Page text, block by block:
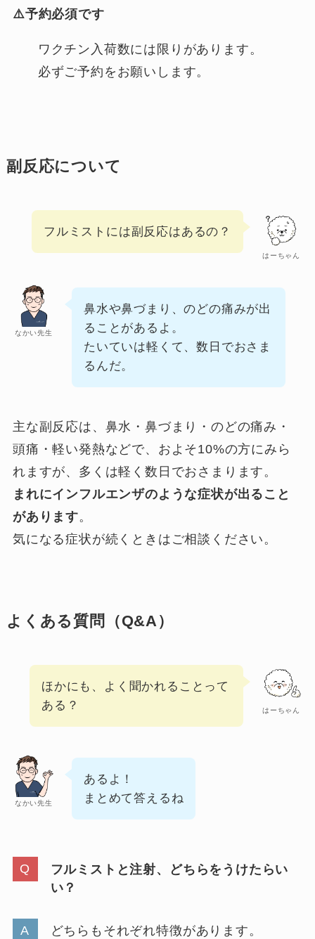
⚠️予約必須です
ワクチン入荷数には限りがあります。
必ずご予約をお願いします。
副反応について
はーちゃん
フルミストには副反応はあるの？
なかい先生
鼻水や鼻づまり、のどの痛みが出
ることがあるよ。
たいていは軽くて、数日でおさま
るんだ。
主な副反応は、鼻水・鼻づまり・のどの痛み・
頭痛・軽い発熱などで、およそ10%の方にみら
れますが、多くは軽く数日でおさまります。
まれにインフルエンザのような症状が出ること
があります。
気になる症状が続くときはご相談ください。
よくある質問（Q&A）
はーちゃん
ほかにも、よく聞かれることって
ある？
なかい先生
あるよ！
まとめて答えるね
フルミストと注射、どちらをうけたらい
い？
どちらもそれぞれ特徴があります。